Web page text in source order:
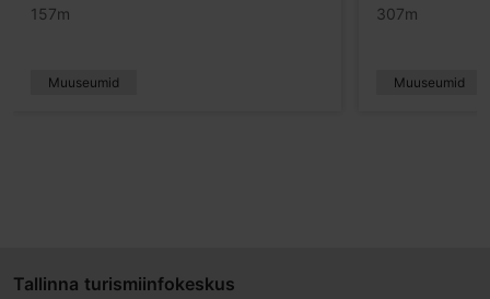
157m
Muuseumid
307m
Muuseumid
Tallinna turismiinfokeskus